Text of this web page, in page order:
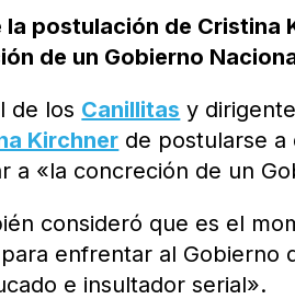
la postulación de Cristina
de un Gobierno
de los Canillitas y
Kirchner de postularse a
a «la concreción de un
consideró que es el
enfrentar al Gobierno
e insultador serial».